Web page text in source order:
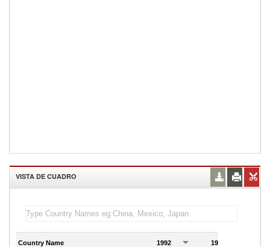
VISTA DE CUADRO
Country Name 1992 1993